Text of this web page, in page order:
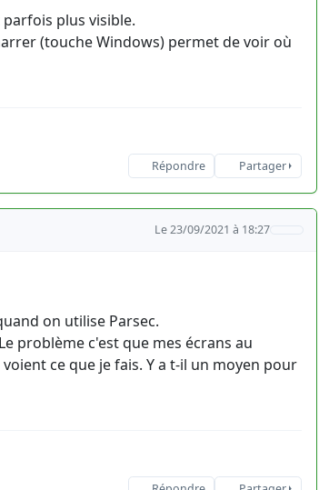
plus visible.
(touche Windows) permet de voir où
Répondre Partager
Le 23/09/2021 à 18:27
on utilise Parsec.
problème c'est que mes écrans au
ce que je fais. Y a t-il un moyen pour